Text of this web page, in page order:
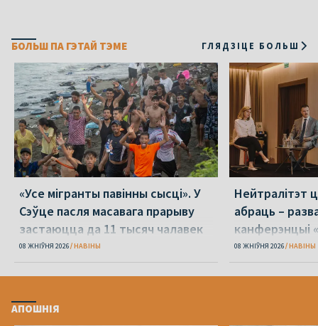
БОЛЬШ ПА ГЭТАЙ ТЭМЕ ГЛЯДЗІЦЕ БОЛЬШ
«Усе мігранты павінны сысці». У
Сэўце пасля масавага прарыву
застаюцца да 11 тысяч чалавек
08 ЖНІЎНЯ 2026 НАВІНЫ
Нейтралітэт
абраць –
канферэнцыі
08 ЖНІЎНЯ 2026 НАВІНЫ
АПОШНІЯ